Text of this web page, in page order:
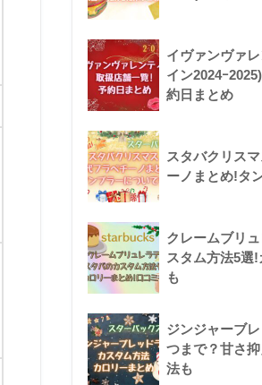
イヴァンヴァ
イン2024ｰ
約日まとめ
スタバクリス
ーノまとめ!タ
クレームブリ
スタム方法5選!
も
ジンジャーブ
つまで？甘さ
法も